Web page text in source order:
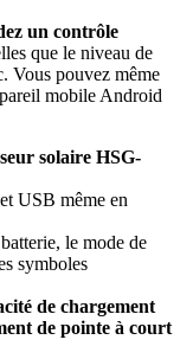
un contrôle
que le niveau de
Vous pouvez même
mobile Android
solaire HSG-
USB même en
le mode de
symboles
de chargement
de pointe à court